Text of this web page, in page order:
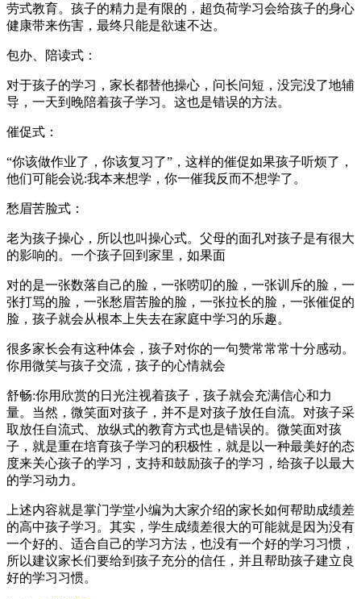
劳式教育。孩子的精力是有限的，超负荷学习会给孩子的身心
健康带来伤害，最终只能是欲速不达。
包办、陪读式：
对于孩子的学习，家长都替他操心，问长问短，没完没了地辅
导，一天到晚陪着孩子学习。这也是错误的方法。
催促式：
“你该做作业了，你该复习了”，这样的催促如果孩子听烦了，
他们可能会说:我本来想学，你一催我反而不想学了。
愁眉苦脸式：
老为孩子操心，所以也叫操心式。父母的面孔对孩子是有很大
的影响的。一个孩子回到家里，如果面
对的是一张数落自己的脸，一张唠叨的脸，一张训斥的脸，一
张打骂的脸，一张愁眉苦脸的脸，一张拉长的脸，一张催促的
脸，孩子就会从根本上失去在家庭中学习的乐趣。
很多家长会有这种体会，孩子对你的一句赞常常常十分感动。
你用微笑与孩子交流，孩子的心情就会
舒畅:你用欣赏的日光注视着孩子，孩子就会充满信心和力
量。当然，微笑面对孩子，并不是对孩子放任自流。对孩子采
取放任自流式、放纵式的教育方式也是错误的。微笑面对孩
子，就是重在培育孩子学习的积极性，就是以一种最美好的态
度来关心孩子的学习，支持和鼓励孩子的学习，给孩子以最大
的学习动力。
上述内容就是掌门学堂小编为大家介绍的家长如何帮助成绩差
的高中孩子学习。其实，学生成绩差很大的可能就是因为没有
一个好的、适合自己的学习方法，也没有一个好的学习习惯，
所以建议家长们要给到孩子充分的信任，并且帮助孩子建立良
好的学习习惯。